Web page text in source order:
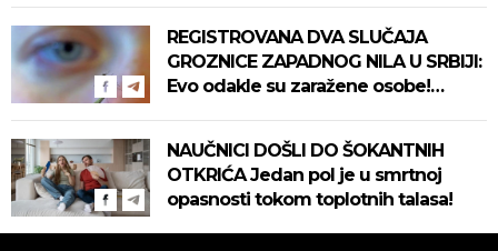
REGISTROVANA DVA SLUČAJA
GROZNICE ZAPADNOG NILA U SRBIJI:
Evo odakle su zaražene osobe!
NAUČNICI DOŠLI DO ŠOKANTNIH
OTKRIĆA Jedan pol je u smrtnoj
opasnosti tokom toplotnih talasa!